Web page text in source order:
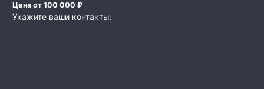
Цена от 100 000 ₽
Укажите ваши контакты: